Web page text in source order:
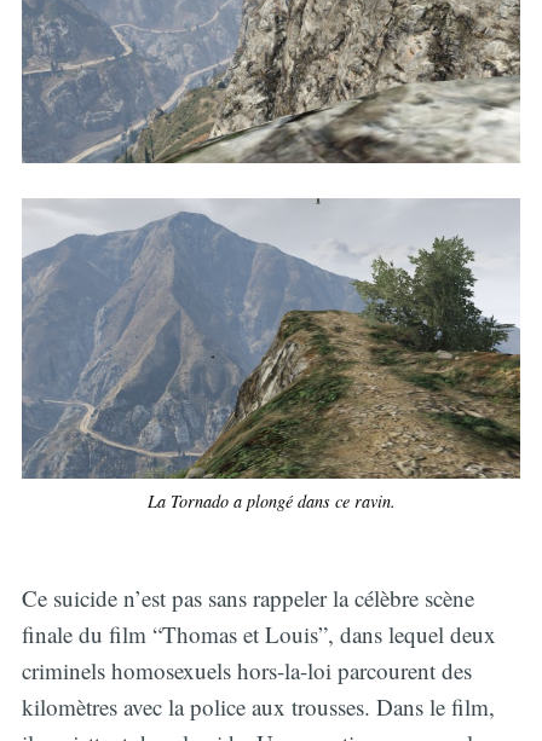
La Tornado a plongé dans ce ravin.
Ce suicide n’est pas sans rappeler la célèbre scène
finale du film “Thomas et Louis”, dans lequel deux
criminels homosexuels hors-la-loi parcourent des
kilomètres avec la police aux trousses. Dans le film,